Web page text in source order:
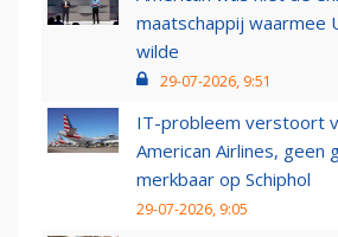
maatschappij waarmee
wilde
29-07-2026, 9:51
IT-probleem verstoort
American Airlines, geen
merkbaar op Schiphol
29-07-2026, 9:05